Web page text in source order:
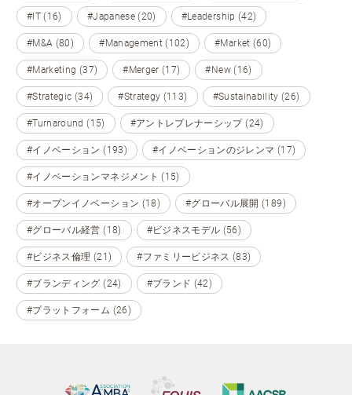
#IT (16) #Japanese (20) #Leadership (42)
#M&A (80) #Management (102) #Market (60)
#Marketing (37) #Merger (17) #New (16)
#Strategic (34) #Strategy (113) #Sustainability (26)
#Turnaround (15) #アントレプレナーシップ (24)
#イノベーション (193) #イノベーションのジレンマ (17)
#イノベーションマネジメント (15)
#オープンイノベーション (18) #グローバル展開 (189)
#グローバル経営 (18) #ビジネスモデル (56)
#ビジネス倫理 (21) #ファミリービジネス (83)
#ブランディング (24) #ブランド (42)
#プラットフォーム (26)